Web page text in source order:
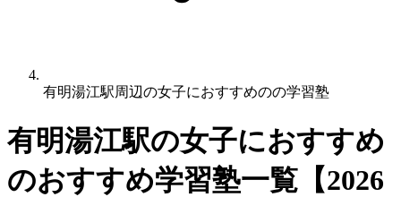
有明湯江駅周辺の女子におすすめのの学習塾
有明湯江駅の女子におすすめ
のおすすめ学習塾一覧【2026